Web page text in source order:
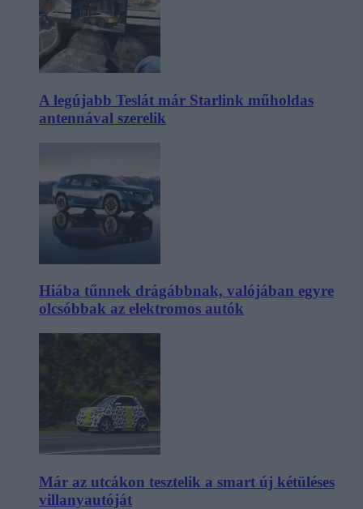
A legújabb Teslát már Starlink műholdas
antennával szerelik
Hiába tűnnek drágábbnak, valójában egyre
olcsóbbak az elektromos autók
Már az utcákon tesztelik a smart új kétüléses
villanyautóját